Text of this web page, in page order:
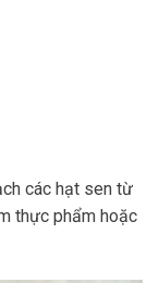
các hạt sen từ
thực phẩm hoặc